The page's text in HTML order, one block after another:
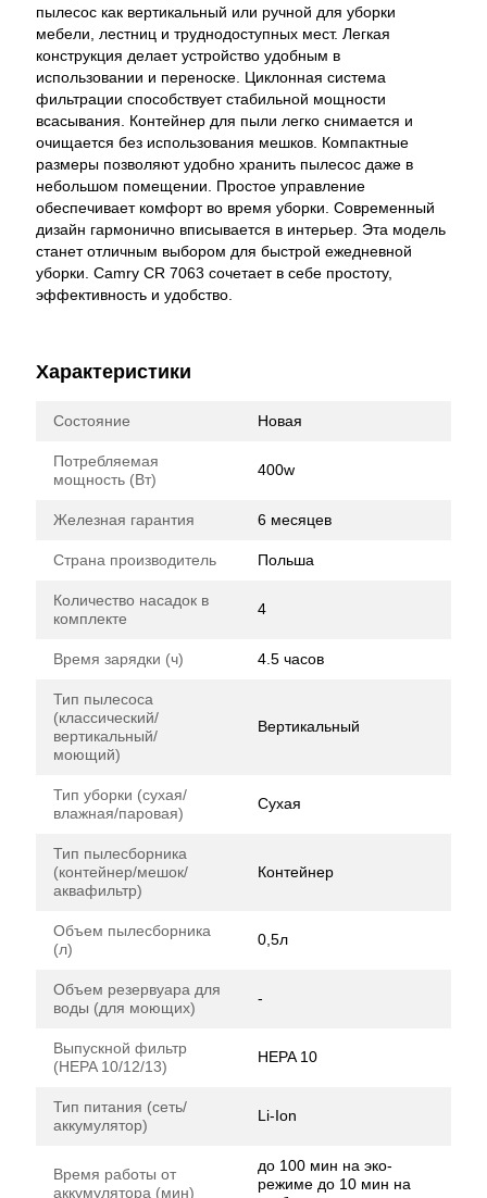
пылесос как вертикальный или ручной для уборки
мебели, лестниц и труднодоступных мест. Легкая
конструкция делает устройство удобным в
использовании и переноске. Циклонная система
фильтрации способствует стабильной мощности
всасывания. Контейнер для пыли легко снимается и
очищается без использования мешков. Компактные
размеры позволяют удобно хранить пылесос даже в
небольшом помещении. Простое управление
обеспечивает комфорт во время уборки. Современный
дизайн гармонично вписывается в интерьер. Эта модель
станет отличным выбором для быстрой ежедневной
уборки. Camry CR 7063 сочетает в себе простоту,
эффективность и удобство.
Характеристики
Состояние Новая
Потребляемая
мощность (Вт)
400w
Железная гарантия 6 месяцев
Страна производитель Польша
Количество насадок в
комплекте
4
Время зарядки (ч) 4.5 часов
Тип пылесоса
(классический/
вертикальный/
моющий)
Вертикальный
Тип уборки (сухая/
влажная/паровая)
Сухая
Тип пылесборника
(контейнер/мешок/
аквафильтр)
Контейнер
Объем пылесборника
(л)
0,5л
Объем резервуара для
воды (для моющих)
-
Выпускной фильтр
(HEPA 10/12/13)
HEPA 10
Тип питания (сеть/
аккумулятор)
Li-Ion
Время работы от
аккумулятора (мин)
до 100 мин на эко-
режиме до 10 мин на